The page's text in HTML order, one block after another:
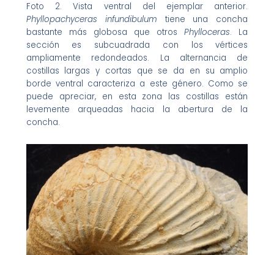
Foto 2. Vista ventral del ejemplar anterior.
Phyllopachyceras infundibulum tiene una concha
bastante más globosa que otrosPhylloceras. La
sección es subcuadrada con los vértices
ampliamente redondeados. La alternancia de
costillas largas y cortas que se da en su amplio
borde ventral caracteriza a este género. Como se
puede apreciar, en esta zona las costillas están
levemente arqueadas hacia la abertura de la
concha.